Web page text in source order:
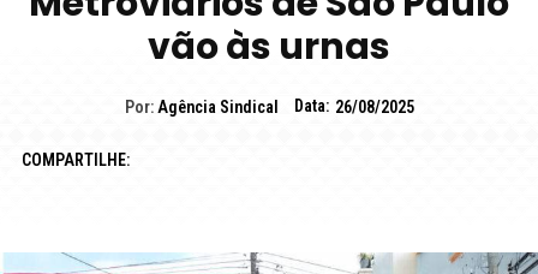
vão às urnas
Por: Agência Sindical Data: 26/08/2025
COMPARTILHE: